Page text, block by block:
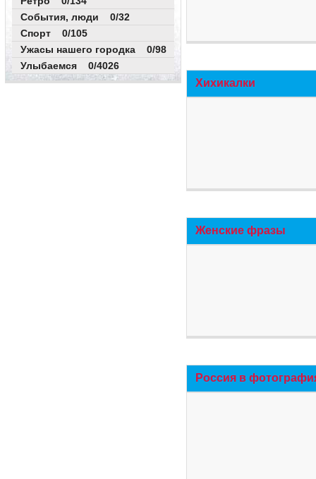
События, люди 0/32
Спорт 0/105
Ужасы нашего городка 0/98
Улыбаемся 0/4026
Хихикалки
Женские фразы
Россия в